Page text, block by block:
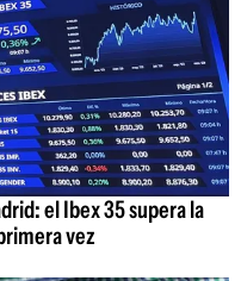
el Ibex 35 supera la
vez